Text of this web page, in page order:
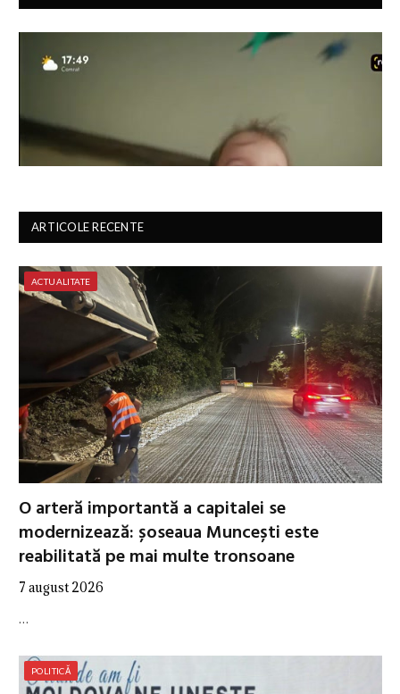
ARTICOLE RECENTE
ACTUALITATE
O arteră importantă a capitalei se
modernizează: șoseaua Muncești este
reabilitată pe mai multe tronsoane
7 august 2026
…
POLITICĂ